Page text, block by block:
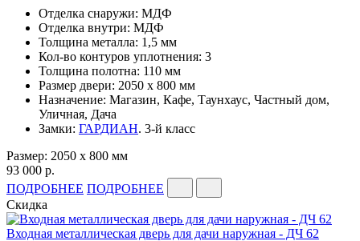
Отделка снаружи: МДФ
Отделка внутри: МДФ
Толщина металла: 1,5 мм
Кол-во контуров уплотнения: 3
Толщина полотна: 110 мм
Размер двери: 2050 x 800 мм
Назначение: Магазин, Кафе, Таунхаус, Частный дом,
Уличная, Дача
Замки: ГАРДИАН. 3-й класс
Размер: 2050 x 800 мм
93 000 р.
ПОДРОБНЕЕ ПОДРОБНЕЕ
Скидка
Входная металлическая дверь для дачи наружная - ДЧ 62